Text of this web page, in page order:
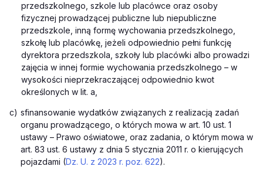
przedszkolnego, szkole lub placówce oraz osoby
fizycznej prowadzącej publiczne lub niepubliczne
przedszkole, inną formę wychowania przedszkolnego,
szkołę lub placówkę, jeżeli odpowiednio pełni funkcję
dyrektora przedszkola, szkoły lub placówki albo prowadzi
zajęcia w innej formie wychowania przedszkolnego – w
wysokości nieprzekraczającej odpowiednio kwot
określonych w lit. a,
c) sfinansowanie wydatków związanych z realizacją zadań
organu prowadzącego, o których mowa w art. 10 ust. 1
ustawy – Prawo oświatowe, oraz zadania, o którym mowa w
art. 83 ust. 6 ustawy z dnia 5 stycznia 2011 r. o kierujących
pojazdami (Dz. U. z 2023 r. poz. 622).